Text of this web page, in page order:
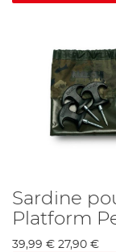
Sardine
Platform
39,99 € 27,90 €